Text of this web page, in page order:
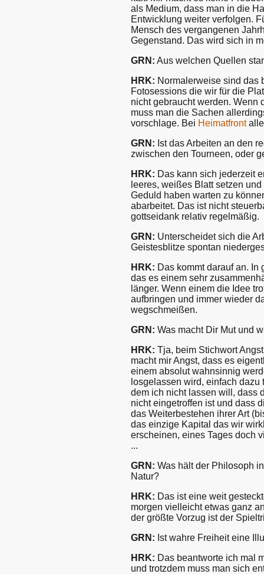
als Medium, dass man in die
Entwicklung weiter verfolgen.
Mensch des vergangenen
Gegenstand. Das wird sich in
GRN: Aus welchen Quellen
HRK: Normalerweise sind das
Fotosessions die wir für die
nicht gebraucht werden. Wenn
muss man die Sachen
vorschlage. Bei Heimatfront
GRN: Ist das Arbeiten an den
zwischen den Tourneen, oder
HRK: Das kann sich jederzeit
leeres, weißes Blatt setzen
Geduld haben warten zu
abarbeitet. Das ist nicht
gottseidank relativ regelmäßig.
GRN: Unterscheidet sich die
Geistesblitze spontan
HRK: Das kommt darauf an.
das es einem sehr
länger. Wenn einem die Idee
aufbringen und immer wieder
wegschmeißen.
GRN: Was macht Dir Mut und
HRK: Tja, beim Stichwort
macht mir Angst, dass es
einem absolut wahnsinnig
losgelassen wird, einfach
dem ich nicht lassen will, dass
nicht eingetroffen ist und dass
das Weiterbestehen ihrer Art
das einzige Kapital das wir
erscheinen, eines Tages doch
...
GRN: Was hält der Philosoph
Natur?
HRK: Das ist eine weit
morgen vielleicht etwas ganz
der größte Vorzug ist der
GRN: Ist wahre Freiheit eine
HRK: Das beantworte ich mal
und trotzdem muss man sich